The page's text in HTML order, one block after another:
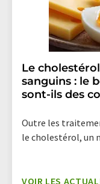
Le
sanguins : le
sont-ils des
Outre les
le cholestérol, un
VOIR LES